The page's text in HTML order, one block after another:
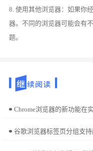
8. 使用其他浏览器：如果你
器。不同的浏览器可能会有
题。